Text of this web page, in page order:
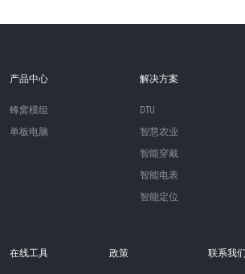
产品中心
蜂窝模组
单板电脑
解决方案
DTU
智慧农业
智能穿戴
智能电表
智能定位
在线工具 政策 联系我们